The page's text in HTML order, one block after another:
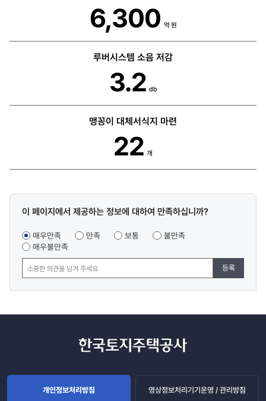
6,300 억 원
루버시스템 소음 저감
3.2 db
맹꽁이 대체서식지 마련
22 개
콘텐츠
조사
이 페이지에서 제공하는 정보에 대하여 만족하십니까?
매우만족 만족 보통
불만족
매우불만족
등록
개인정보처리방침 영상정보처리기기운영 / 관리방침